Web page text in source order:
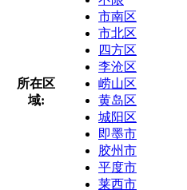
所在区
域:
市南区
市北区
四方区
李沧区
崂山区
黄岛区
城阳区
即墨市
胶州市
平度市
莱西市